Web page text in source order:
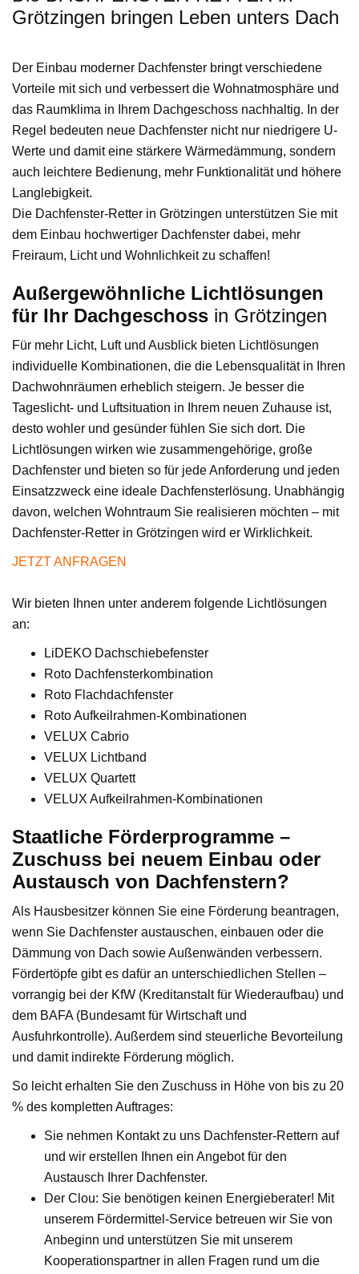
Grötzingen bringen Leben unters Dach
Der Einbau moderner Dachfenster bringt verschiedene
Vorteile mit sich und verbessert die Wohnatmosphäre und
das Raumklima in Ihrem Dachgeschoss nachhaltig. In der
Regel bedeuten neue Dachfenster nicht nur niedrigere U-
Werte und damit eine stärkere Wärmedämmung, sondern
auch leichtere Bedienung, mehr Funktionalität und höhere
Langlebigkeit.
Die Dachfenster-Retter in Grötzingen unterstützen Sie mit
dem Einbau hochwertiger Dachfenster dabei, mehr
Freiraum, Licht und Wohnlichkeit zu schaffen!
Außergewöhnliche Lichtlösungen
für Ihr Dachgeschoss in Grötzingen
Für mehr Licht, Luft und Ausblick bieten Lichtlösungen
individuelle Kombinationen, die die Lebensqualität in Ihren
Dachwohnräumen erheblich steigern. Je besser die
Tageslicht- und Luftsituation in Ihrem neuen Zuhause ist,
desto wohler und gesünder fühlen Sie sich dort. Die
Lichtlösungen wirken wie zusammengehörige, große
Dachfenster und bieten so für jede Anforderung und jeden
Einsatzzweck eine ideale Dachfensterlösung. Unabhängig
davon, welchen Wohntraum Sie realisieren möchten – mit
Dachfenster-Retter in Grötzingen wird er Wirklichkeit.
JETZT ANFRAGEN
Wir bieten Ihnen unter anderem folgende Lichtlösungen
an:
LiDEKO Dachschiebefenster
Roto Dachfensterkombination
Roto Flachdachfenster
Roto Aufkeilrahmen-Kombinationen
VELUX Cabrio
VELUX Lichtband
VELUX Quartett
VELUX Aufkeilrahmen-Kombinationen
Staatliche Förderprogramme –
Zuschuss bei neuem Einbau oder
Austausch von Dachfenstern?
Als Hausbesitzer können Sie eine Förderung beantragen,
wenn Sie Dachfenster austauschen, einbauen oder die
Dämmung von Dach sowie Außenwänden verbessern.
Fördertöpfe gibt es dafür an unterschiedlichen Stellen –
vorrangig bei der KfW (Kreditanstalt für Wiederaufbau) und
dem BAFA (Bundesamt für Wirtschaft und
Ausfuhrkontrolle). Außerdem sind steuerliche Bevorteilung
und damit indirekte Förderung möglich.
So leicht erhalten Sie den Zuschuss in Höhe von bis zu 20
% des kompletten Auftrages:
Sie nehmen Kontakt zu uns Dachfenster-Rettern auf
und wir erstellen Ihnen ein Angebot für den
Austausch Ihrer Dachfenster.
Der Clou: Sie benötigen keinen Energieberater! Mit
unserem Fördermittel-Service betreuen wir Sie von
Anbeginn und unterstützen Sie mit unserem
Kooperationspartner in allen Fragen rund um die